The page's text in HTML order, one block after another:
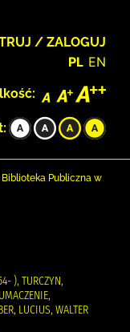
/ ZALOGUJ
PL EN
Publiczna w
), TURCZYN,
LUCIUS, WALTER